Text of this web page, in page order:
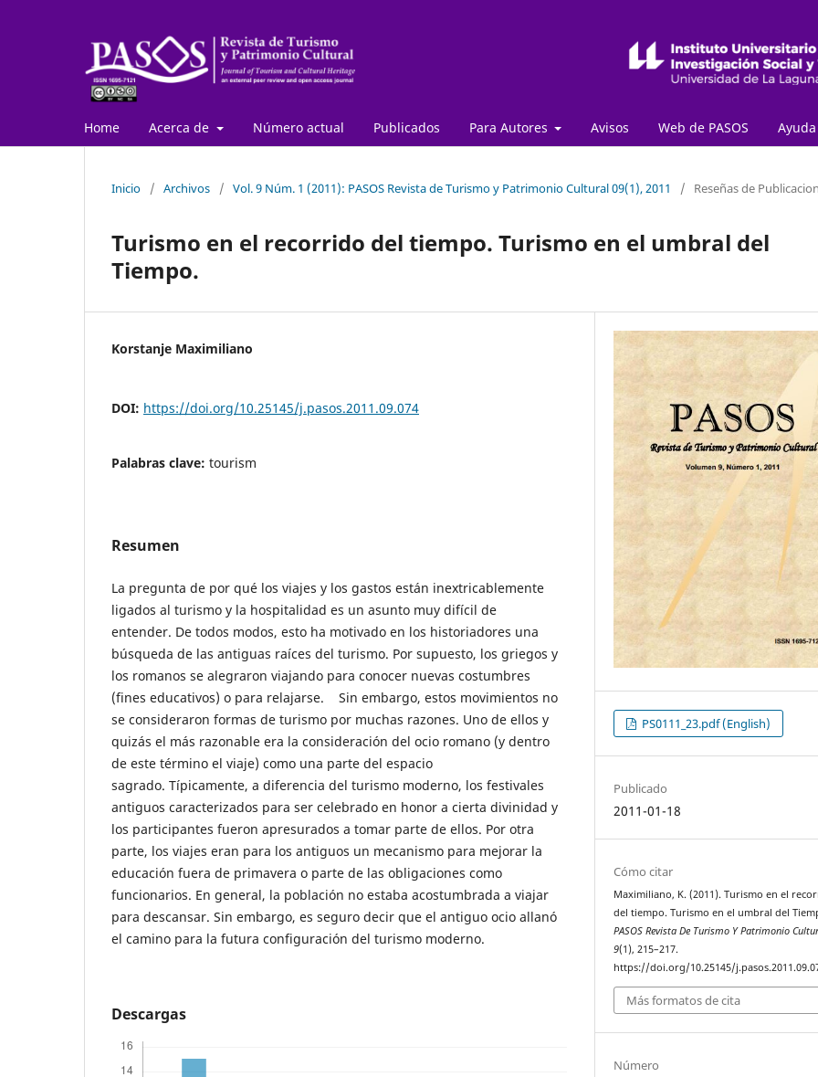
Home Acerca de Número actual Publicados Para Autores Avisos Web de PASOS Ayuda
Inicio / Archivos / Vol. 9 Núm. 1 (2011): PASOS Revista de Turismo y Patrimonio Cultural 09(1), 2011 / Reseñas de
Turismo en el recorrido del tiempo. Turismo en el umbral del
Tiempo.
Korstanje Maximiliano
DOI: https://doi.org/10.25145/j.pasos.2011.09.074
Palabras clave: tourism
Resumen
La pregunta de por qué los viajes y los gastos están inextricablemente
ligados al turismo y la hospitalidad es un asunto muy difícil de
entender. De todos modos, esto ha motivado en los historiadores una
búsqueda de las antiguas raíces del turismo. Por supuesto, los griegos y
los romanos se alegraron viajando para conocer nuevas costumbres
(fines educativos) o para relajarse. Sin embargo, estos movimientos no
se consideraron formas de turismo por muchas razones. Uno de ellos y
quizás el más razonable era la consideración del ocio romano (y dentro
de este término el viaje) como una parte del espacio
sagrado. Típicamente, a diferencia del turismo moderno, los festivales
antiguos caracterizados para ser celebrado en honor a cierta divinidad y
los participantes fueron apresurados a tomar parte de ellos. Por otra
parte, los viajes eran para los antiguos un mecanismo para mejorar la
educación fuera de primavera o parte de las obligaciones como
funcionarios. En general, la población no estaba acostumbrada a viajar
para descansar. Sin embargo, es seguro decir que el antiguo ocio allanó
el camino para la futura configuración del turismo moderno.
Descargas
PS0111_23.pdf (English)
Publicado
2011-01-18
Cómo citar
Maximiliano, K. (2011). Turismo en el
del tiempo. Turismo en el umbral del
PASOS Revista De Turismo Y Patrimonio
9(1), 215–217.
https://doi.org/10.25145/
Más formatos de cita
Número